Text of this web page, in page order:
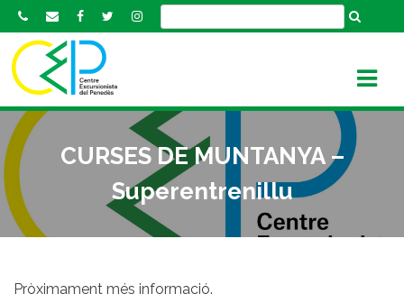
k
o
n
CURSES DE MUNTANYA –
Superentrenillu
Pròximament més informació.